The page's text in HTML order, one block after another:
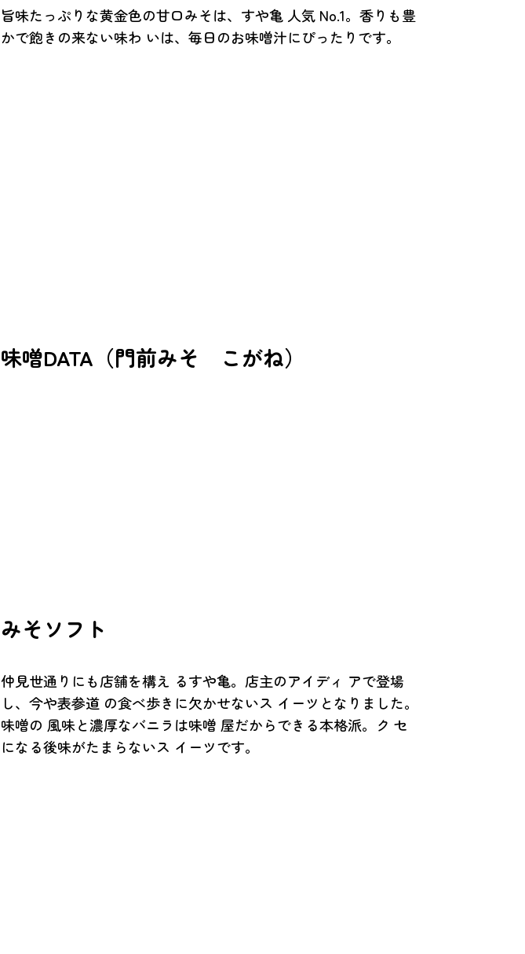
旨味たっぷりな黄金色の甘口みそは、すや亀 人気 No.1。香りも豊
かで飽きの来ない味わ いは、毎日のお味噌汁にぴったりです。
味噌DATA（門前みそ こがね）
みそソフト
仲見世通りにも店舗を構え るすや亀。店主のアイディ アで登場
し、今や表参道 の食べ歩きに欠かせないス イーツとなりました。
味噌の 風味と濃厚なバニラは味噌 屋だからできる本格派。ク セ
になる後味がたまらないス イーツです。